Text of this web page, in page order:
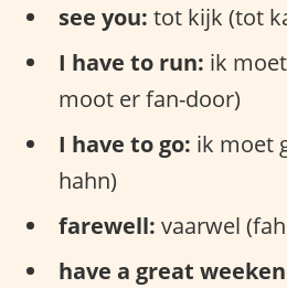
see you: tot kijk (tot
I have to run: ik
moot er fan-door)
I have to go: ik moet
hahn)
farewell: vaarwel
have a great